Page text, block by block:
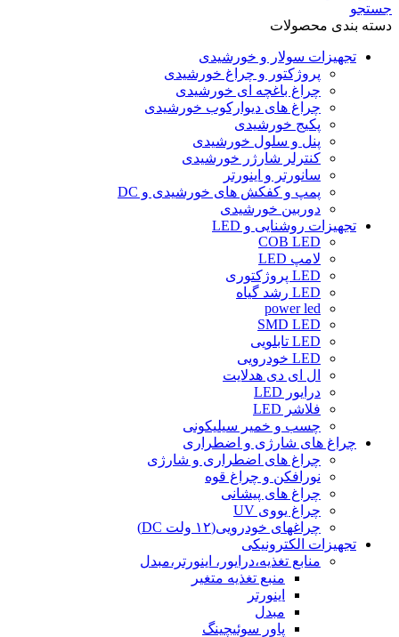
جستجو
دسته بندی محصولات
تجهیزات سولار و خورشیدی
پروژکتور و چراغ خورشیدی
چراغ باغچه ای خورشیدی
چراغ های دیوارکوب خورشیدی
پکیج خورشیدی
پنل و سلول خورشیدی
کنترلر شارژر خورشیدی
سانورتر و اینورتر
پمپ و کفکش های خورشیدی و DC
دوربین خورشیدی
تجهیزات روشنایی و LED
COB LED
لامپ LED
LED پروژکتوری
LED رشد گیاه
power led
SMD LED
LED تابلویی
LED خودرویی
ال ای دی هدلایت
درایور LED
فلاشر LED
چسب و خمیر سیلیکونی
چراغ های شارژی و اضطراری
چراغ های اضطراری و شارژی
نورافکن و چراغ قوه
چراغ های پیشانی
چراغ یووی UV
چراغهای خودرویی(۱۲ ولت DC)
تجهیزات الکترونیکی
منابع تغذیه،درایور، اینورتر،مبدل
منبع تغذیه متغیر
اینورتر
مبدل
پاور سوئیچینگ